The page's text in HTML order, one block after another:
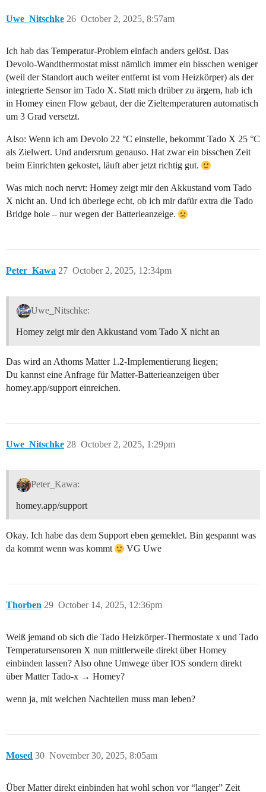
Uwe_Nitschke October 2, 2025, 8:57am
26
Ich hab das Temperatur-Problem einfach anders gelöst. Das
Devolo-Wandthermostat misst nämlich immer ein bisschen weniger
(weil der Standort auch weiter entfernt ist vom Heizkörper) als der
integrierte Sensor im Tado X. Statt mich drüber zu ärgern, hab ich
in Homey einen Flow gebaut, der die Zieltemperaturen automatisch
um 3 Grad versetzt.
Also: Wenn ich am Devolo 22 °C einstelle, bekommt Tado X 25 °C
als Zielwert. Und andersrum genauso. Hat zwar ein bisschen Zeit
beim Einrichten gekostet, läuft aber jetzt richtig gut.
Was mich noch nervt: Homey zeigt mir den Akkustand vom Tado
X nicht an. Und ich überlege echt, ob ich mir dafür extra die Tado
Bridge hole – nur wegen der Batterieanzeige.
Peter_Kawa October 2, 2025, 12:34pm
27
Uwe_Nitschke:
Homey zeigt mir den Akkustand vom Tado X nicht an
Das wird an Athoms Matter 1.2-Implementierung liegen;
Du kannst eine Anfrage für Matter-Batterieanzeigen über
homey.app/support einreichen.
Uwe_Nitschke October 2, 2025, 1:29pm
28
Peter_Kawa:
homey.app/support
Okay. Ich habe das dem Support eben gemeldet. Bin gespannt was
da kommt wenn was kommt
VG Uwe
Thorben October 14, 2025, 12:36pm
29
Weiß jemand ob sich die Tado Heizkörper-Thermostate x und Tado
Temperatursensoren X nun mittlerweile direkt über Homey
einbinden lassen? Also ohne Umwege über IOS sondern direkt
über Matter Tado-x → Homey?
wenn ja, mit welchen Nachteilen muss man leben?
Mosed November 30, 2025, 8:05am
30
Über Matter direkt einbinden hat wohl schon vor “langer” Zeit